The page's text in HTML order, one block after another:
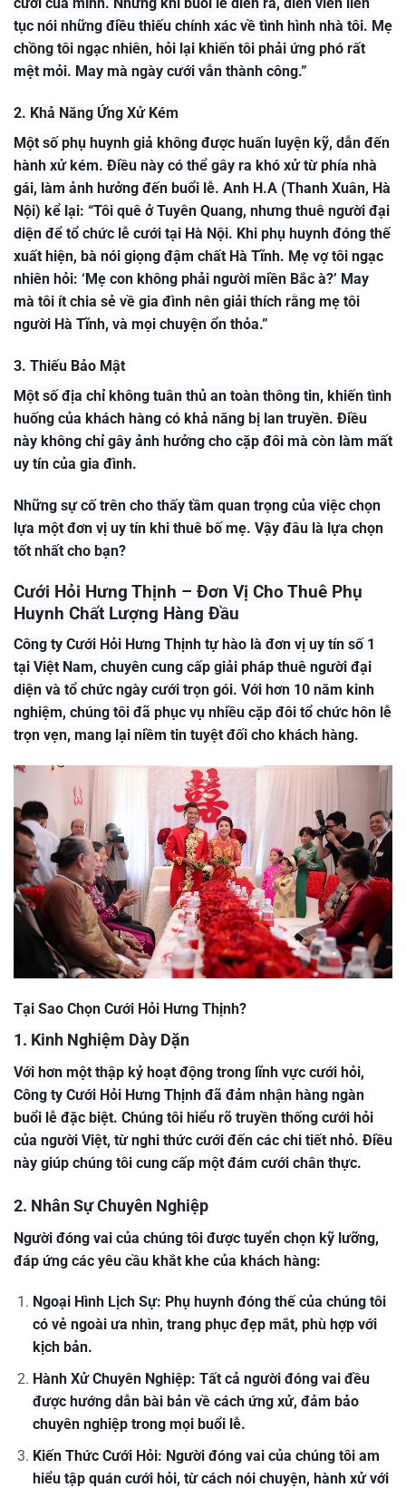
cưới của mình. Nhưng khi buổi lễ diễn ra, diễn viên liên
tục nói những điều thiếu chính xác về tình hình nhà tôi. Mẹ
chồng tôi ngạc nhiên, hỏi lại khiến tôi phải ứng phó rất
mệt mỏi. May mà ngày cưới vẫn thành công.”
2. Khả Năng Ứng Xử Kém
Một số phụ huynh giả không được huấn luyện kỹ, dẫn đến
hành xử kém. Điều này có thể gây ra khó xử từ phía nhà
gái, làm ảnh hưởng đến buổi lễ. Anh H.A (Thanh Xuân, Hà
Nội) kể lại: “Tôi quê ở Tuyên Quang, nhưng thuê người đại
diện để tổ chức lễ cưới tại Hà Nội. Khi phụ huynh đóng thế
xuất hiện, bà nói giọng đậm chất Hà Tĩnh. Mẹ vợ tôi ngạc
nhiên hỏi: ‘Mẹ con không phải người miền Bắc à?’ May
mà tôi ít chia sẻ về gia đình nên giải thích rằng mẹ tôi
người Hà Tĩnh, và mọi chuyện ổn thỏa.”
3. Thiếu Bảo Mật
Một số địa chỉ không tuân thủ an toàn thông tin, khiến tình
huống của khách hàng có khả năng bị lan truyền. Điều
này không chỉ gây ảnh hưởng cho cặp đôi mà còn làm mất
uy tín của gia đình.
Những sự cố trên cho thấy tầm quan trọng của việc chọn
lựa một đơn vị uy tín khi thuê bố mẹ. Vậy đâu là lựa chọn
tốt nhất cho bạn?
Cưới Hỏi Hưng Thịnh – Đơn Vị Cho Thuê Phụ
Huynh Chất Lượng Hàng Đầu
Công ty Cưới Hỏi Hưng Thịnh tự hào là đơn vị uy tín số 1
tại Việt Nam, chuyên cung cấp giải pháp thuê người đại
diện và tổ chức ngày cưới trọn gói. Với hơn 10 năm kinh
nghiệm, chúng tôi đã phục vụ nhiều cặp đôi tổ chức hôn lễ
trọn vẹn, mang lại niềm tin tuyệt đối cho khách hàng.
Tại Sao Chọn Cưới Hỏi Hưng Thịnh?
1. Kinh Nghiệm Dày Dặn
Với hơn một thập kỷ hoạt động trong lĩnh vực cưới hỏi,
Công ty Cưới Hỏi Hưng Thịnh đã đảm nhận hàng ngàn
buổi lễ đặc biệt. Chúng tôi hiểu rõ truyền thống cưới hỏi
của người Việt, từ nghi thức cưới đến các chi tiết nhỏ. Điều
này giúp chúng tôi cung cấp một đám cưới chân thực.
2. Nhân Sự Chuyên Nghiệp
Người đóng vai của chúng tôi được tuyển chọn kỹ lưỡng,
đáp ứng các yêu cầu khắt khe của khách hàng:
Ngoại Hình Lịch Sự: Phụ huynh đóng thế của chúng tôi
có vẻ ngoài ưa nhìn, trang phục đẹp mắt, phù hợp với
kịch bản.
Hành Xử Chuyên Nghiệp: Tất cả người đóng vai đều
được hướng dẫn bài bản về cách ứng xử, đảm bảo
chuyên nghiệp trong mọi buổi lễ.
Kiến Thức Cưới Hỏi: Người đóng vai của chúng tôi am
hiểu tập quán cưới hỏi, từ cách nói chuyện, hành xử với